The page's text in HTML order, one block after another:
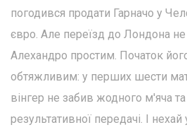
погодився продати Гарначо у
євро. Але переїзд до Лондона
Алехандро простим. Початок
обтяжливим: у перших шести
вінгер не забив жодного м'яча
результативної передачі. І нехай